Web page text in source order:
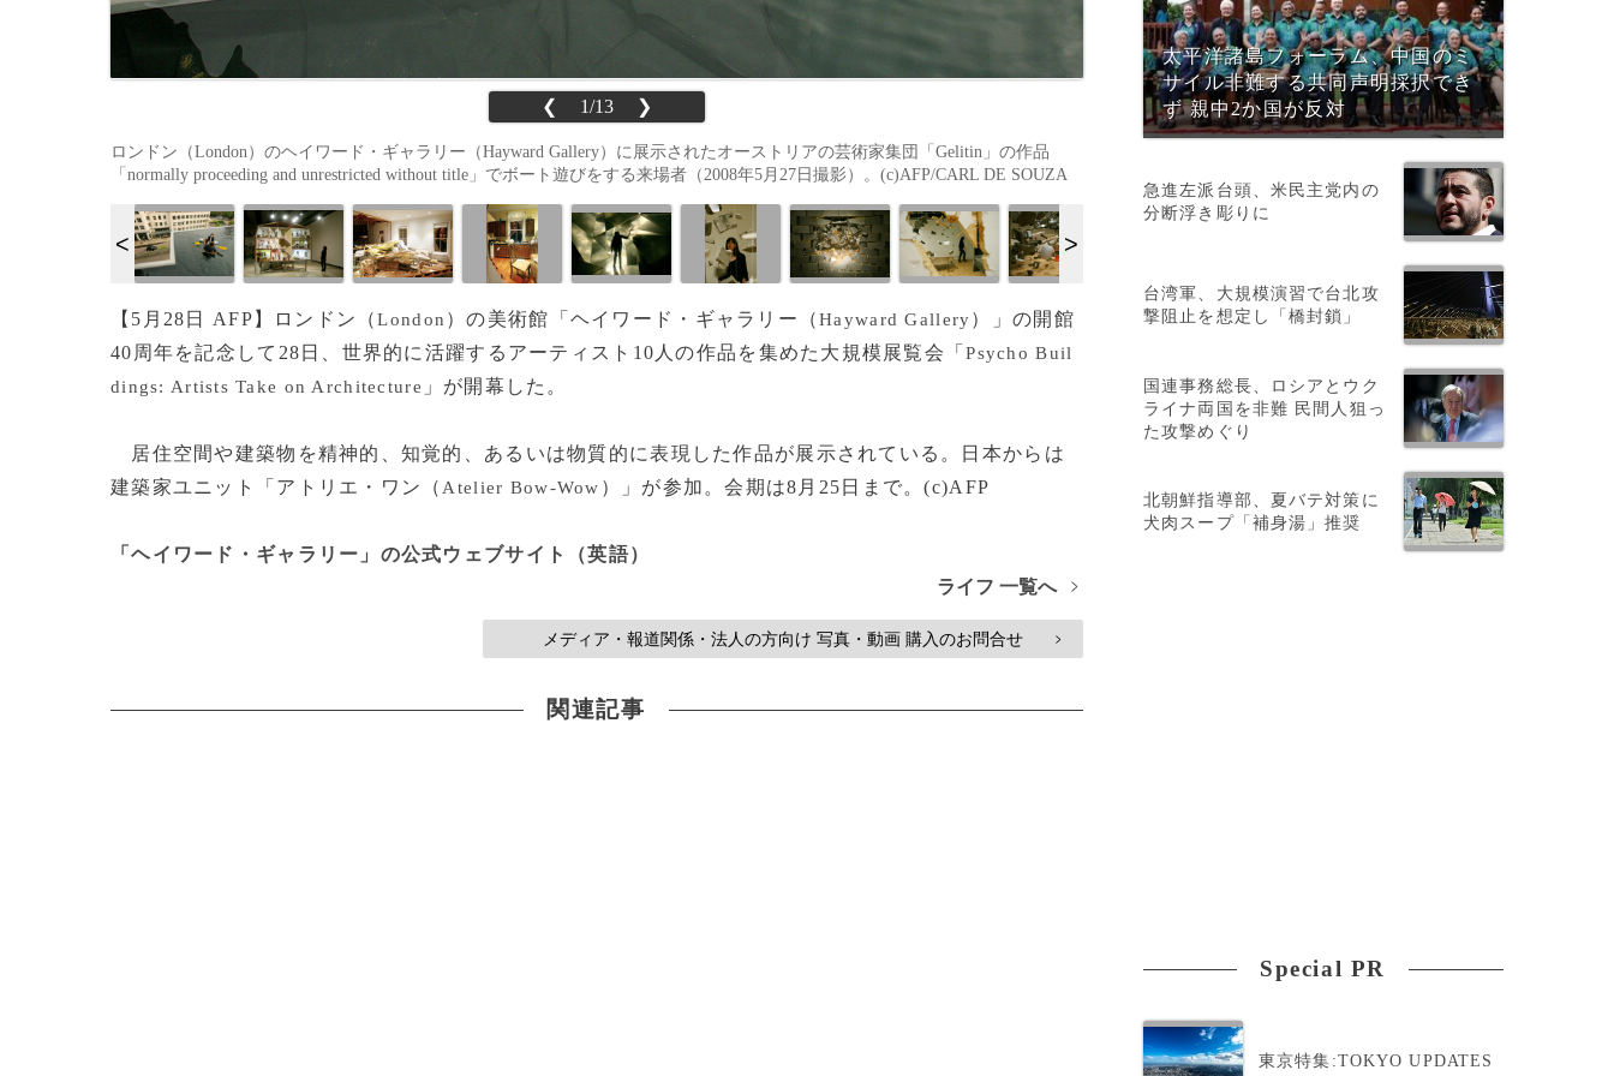
❮ 1/13 ❯
ロンドン（London）のヘイワード・ギャラリー（Hayward Gallery）に展示されたオーストリアの芸術家集団「Gelitin」の作品
「normally proceeding and unrestricted without title」でボート遊びをする来場者（2008年5月27日撮影）。(c)AFP/CARL DE SOUZA
【5月28日 AFP】ロンドン（London ）の美術館「ヘイワード・ギャラリー（Hayward Gallery）」の開館
40周年を記念して28日、世界的に活躍するアーティスト10人の作品を集めた大規模展覧会「Psycho Buil
dings: Artists Take on Architecture 」が開幕した。
居住空間や建築物を精神的、知覚的、あるいは物質的に表現した作品が展示されている。日本からは
建築家ユニット「アトリエ・ワン（ Atelier Bow-Wow ）」が参加。会期は8月25日まで。(c)AFP
「ヘイワード・ギャラリー」の公式ウェブサイト（英語）
ライフ 一覧へ
>
メディア・報道関係・法人の方向け 写真・動画 購入のお問合せ >
関連記事
太平洋諸島フォーラム、中国のミ
サイル非難する共同声明採択でき
ず 親中2か国が反対
急進左派台頭、米民主党内の
分断浮き彫りに
台湾軍、大規模演習で台北攻
撃阻止を想定し「橋封鎖」
国連事務総長、ロシアとウク
ライナ両国を非難 民間人狙っ
た攻撃めぐり
北朝鮮指導部、夏バテ対策に
犬肉スープ「補身湯」推奨
Special PR
東京特集:TOKYO UPDATES